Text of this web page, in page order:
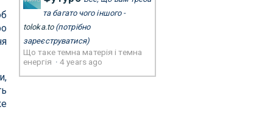
та багато чого іншого -
toloka.to(потрібно
зареєструватися)
Що таке темна матерія і темна
енергія ·4 years ago